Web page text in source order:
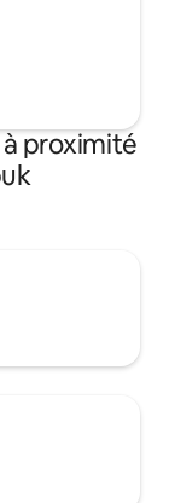
proximité